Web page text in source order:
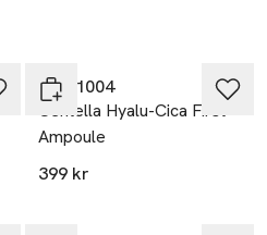
SKIN1004
Centella Hyalu-Cica First
Ampoule
399 kr